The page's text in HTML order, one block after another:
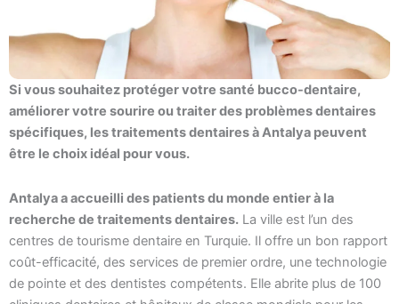
Si vous souhaitez protéger votre santé bucco-dentaire,
améliorer votre sourire ou traiter des problèmes dentaires
spécifiques, les traitements dentaires à Antalya peuvent
être le choix idéal pour vous.
Antalya a accueilli des patients du monde entier à la
recherche de traitements dentaires. La ville est l’un des
centres de tourisme dentaire en Turquie. Il offre un bon rapport
coût-efficacité, des services de premier ordre, une technologie
de pointe et des dentistes compétents. Elle abrite plus de 100